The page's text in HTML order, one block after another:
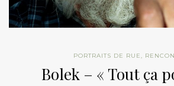
PORTRAITS DE RUE,
Bolek – « Tout ça